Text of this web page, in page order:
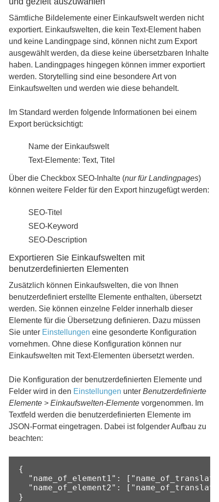
Sämtliche Bildelemente einer Einkaufswelt werden nicht
exportiert. Einkaufswelten, die kein Text-Element haben
und keine Landingpage sind, können nicht zum Export
ausgewählt werden, da diese keine übersetzbaren Inhalte
haben. Landingpages hingegen können immer exportiert
werden. Storytelling sind eine besondere Art von
Einkaufswelten und werden wie diese behandelt.
Im Standard werden folgende Informationen bei einem
Export berücksichtigt:
Name der Einkaufswelt
Text-Elemente: Text, Titel
Über die Checkbox SEO-Inhalte (nur für Landingpages)
können weitere Felder für den Export hinzugefügt werden:
SEO-Titel
SEO-Keyword
SEO-Description
Exportieren Sie Einkaufswelten mit
benutzerdefinierten Elementen
Zusätzlich können Einkaufswelten, die von Ihnen
benutzerdefiniert erstellte Elemente enthalten, übersetzt
werden. Sie können einzelne Felder innerhalb dieser
Elemente für die Übersetzung definieren. Dazu müssen
Sie unter Einstellungen eine gesonderte Konfiguration
vornehmen. Ohne diese Konfiguration können nur
Einkaufswelten mit Text-Elementen übersetzt werden.
Die Konfiguration der benutzerdefinierten Elemente und
Felder wird in den Einstellungen unter Benutzerdefinierte
Elemente > Einkaufswelten-Elementevorgenommen. Im
Textfeld werden die benutzerdefinierten Elemente im
JSON-Format eingetragen. Dabei ist folgender Aufbau zu
beachten:
{
"name_of_element1":
"name_of_element2":
}